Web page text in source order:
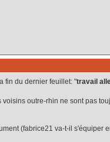
fin du dernier feuillet: "travail
voisins outre-rhin ne sont pas
(fabrice21 va-t-il s'équiper